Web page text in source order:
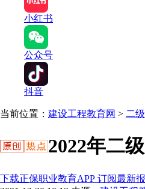
小红书
公众号
抖音
当前位置： 建设工程教育网 > 二
2022年二
下载正保职业教育APP 订阅最新